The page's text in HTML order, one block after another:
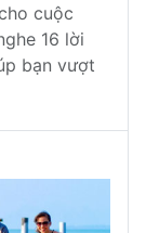
cuộc
16 lời
bạn vượt